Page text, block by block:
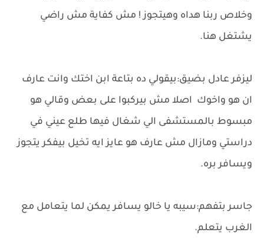
وخلاص ربنا هداه وهيتجوز ! مش كفاية مش راضي
يشتغل هنا.
ليزفر عادل بضيق:بيقولي ده بتاعة ابن اختك وانت عارف
ان هو واخوك اصلا مش بيركبوا على بعض وقالي هو
مبسوط بالمستشفى الي شغال فيها طلع عيني في
دراستي ومازال مش عارف هو عايز ايه تخيل بيفكر يتجوز
ويسافر بره.
جاسر بتفهم:سيبه يا خالو يسافر يمكن لما يتعامل مع
الغرب يتعلم.